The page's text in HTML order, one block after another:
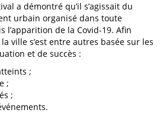
a démontré qu’il s’agissait du
urbain organisé dans toute
l’apparition de la Covid-19. Afin
ville s’est entre autres basée sur les
et de succès :
;
;
;